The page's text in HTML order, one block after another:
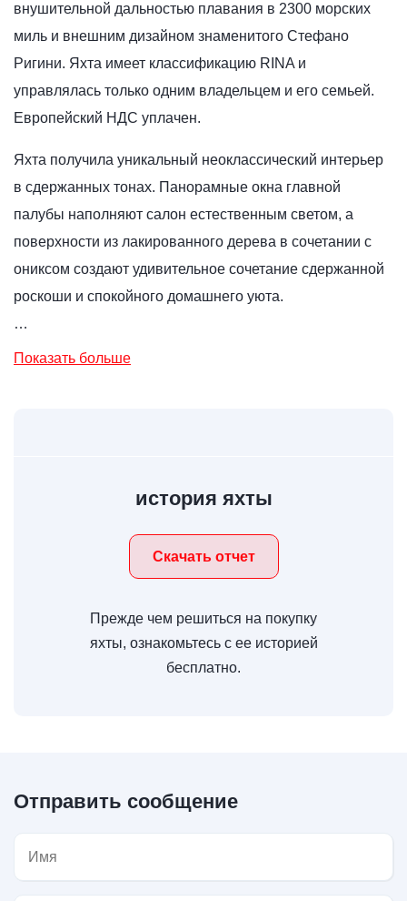
внушительной дальностью плавания в 2300 морских
миль и внешним дизайном знаменитого Стефано
Ригини. Яхта имеет классификацию RINA и
управлялась только одним владельцем и его семьей.
Европейский НДС уплачен.
Яхта получила уникальный неоклассический интерьер
в сдержанных тонах. Панорамные окна главной
палубы наполняют салон естественным светом, а
поверхности из лакированного дерева в сочетании с
ониксом создают удивительное сочетание сдержанной
роскоши и спокойного домашнего уюта.
…
Показать больше
история яхты
Скачать отчет
Прежде чем решиться на покупку
яхты, ознакомьтесь с ее историей
бесплатно.
Отправить сообщение